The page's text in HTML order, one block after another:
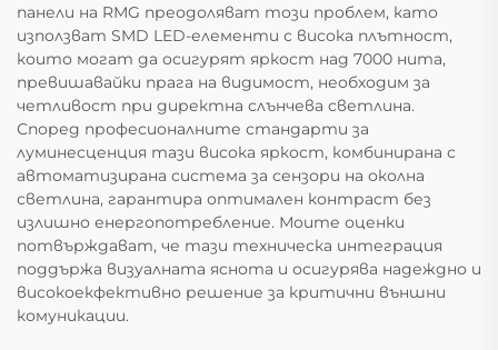
панели на RMG преодоляват този проблем, като
използват SMD LED-елементи с висока плътност,
които могат да осигурят яркост над 7000 нита,
превишавайки прага на видимост, необходим за
четливост при директна слънчева светлина.
Според професионалните стандарти за
луминесценция тази висока яркост, комбинирана с
автоматизирана система за сензори на околна
светлина, гарантира оптимален контраст без
излишно енергопотребление. Моите оценки
потвърждават, че тази техническа интеграция
поддържа визуалната яснота и осигурява надеждно и
високоекфективно решение за критични външни
комуникации.